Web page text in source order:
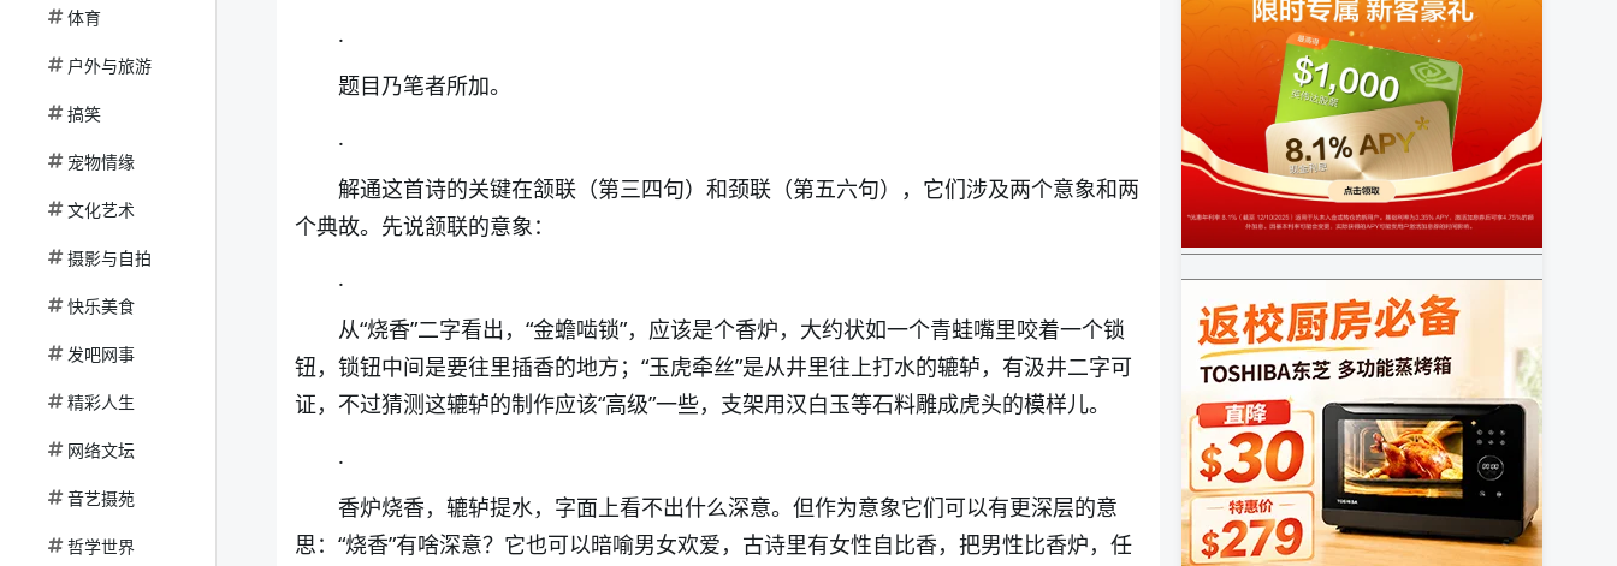
体育
户外与旅游
搞笑
宠物情缘
文化艺术
摄影与自拍
快乐美食
发吧网事
精彩人生
网络文坛
音艺摄苑
哲学世界
.
题目乃笔者所加。
.
解通这首诗的关键在颔联（第三四句）和颈联（第五六句），它们涉及两个意象和两
个典故。先说颔联的意象：
.
从“烧香”二字看出，“金蟾啮锁”，应该是个香炉，大约状如一个青蛙嘴里咬着一个锁
钮，锁钮中间是要往里插香的地方；“玉虎牵丝”是从井里往上打水的辘轳，有汲井二字可
证，不过猜测这辘轳的制作应该“高级”一些，支架用汉白玉等石料雕成虎头的模样儿。
.
香炉烧香，辘轳提水，字面上看不出什么深意。但作为意象它们可以有更深层的意
思：“烧香”有啥深意？它也可以暗喻男女欢爱，古诗里有女性自比香，把男性比香炉，任